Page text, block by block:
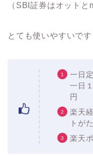
（SBI証券はオット
とても使いやすいで
一日
一日
円
楽天
トが
楽天